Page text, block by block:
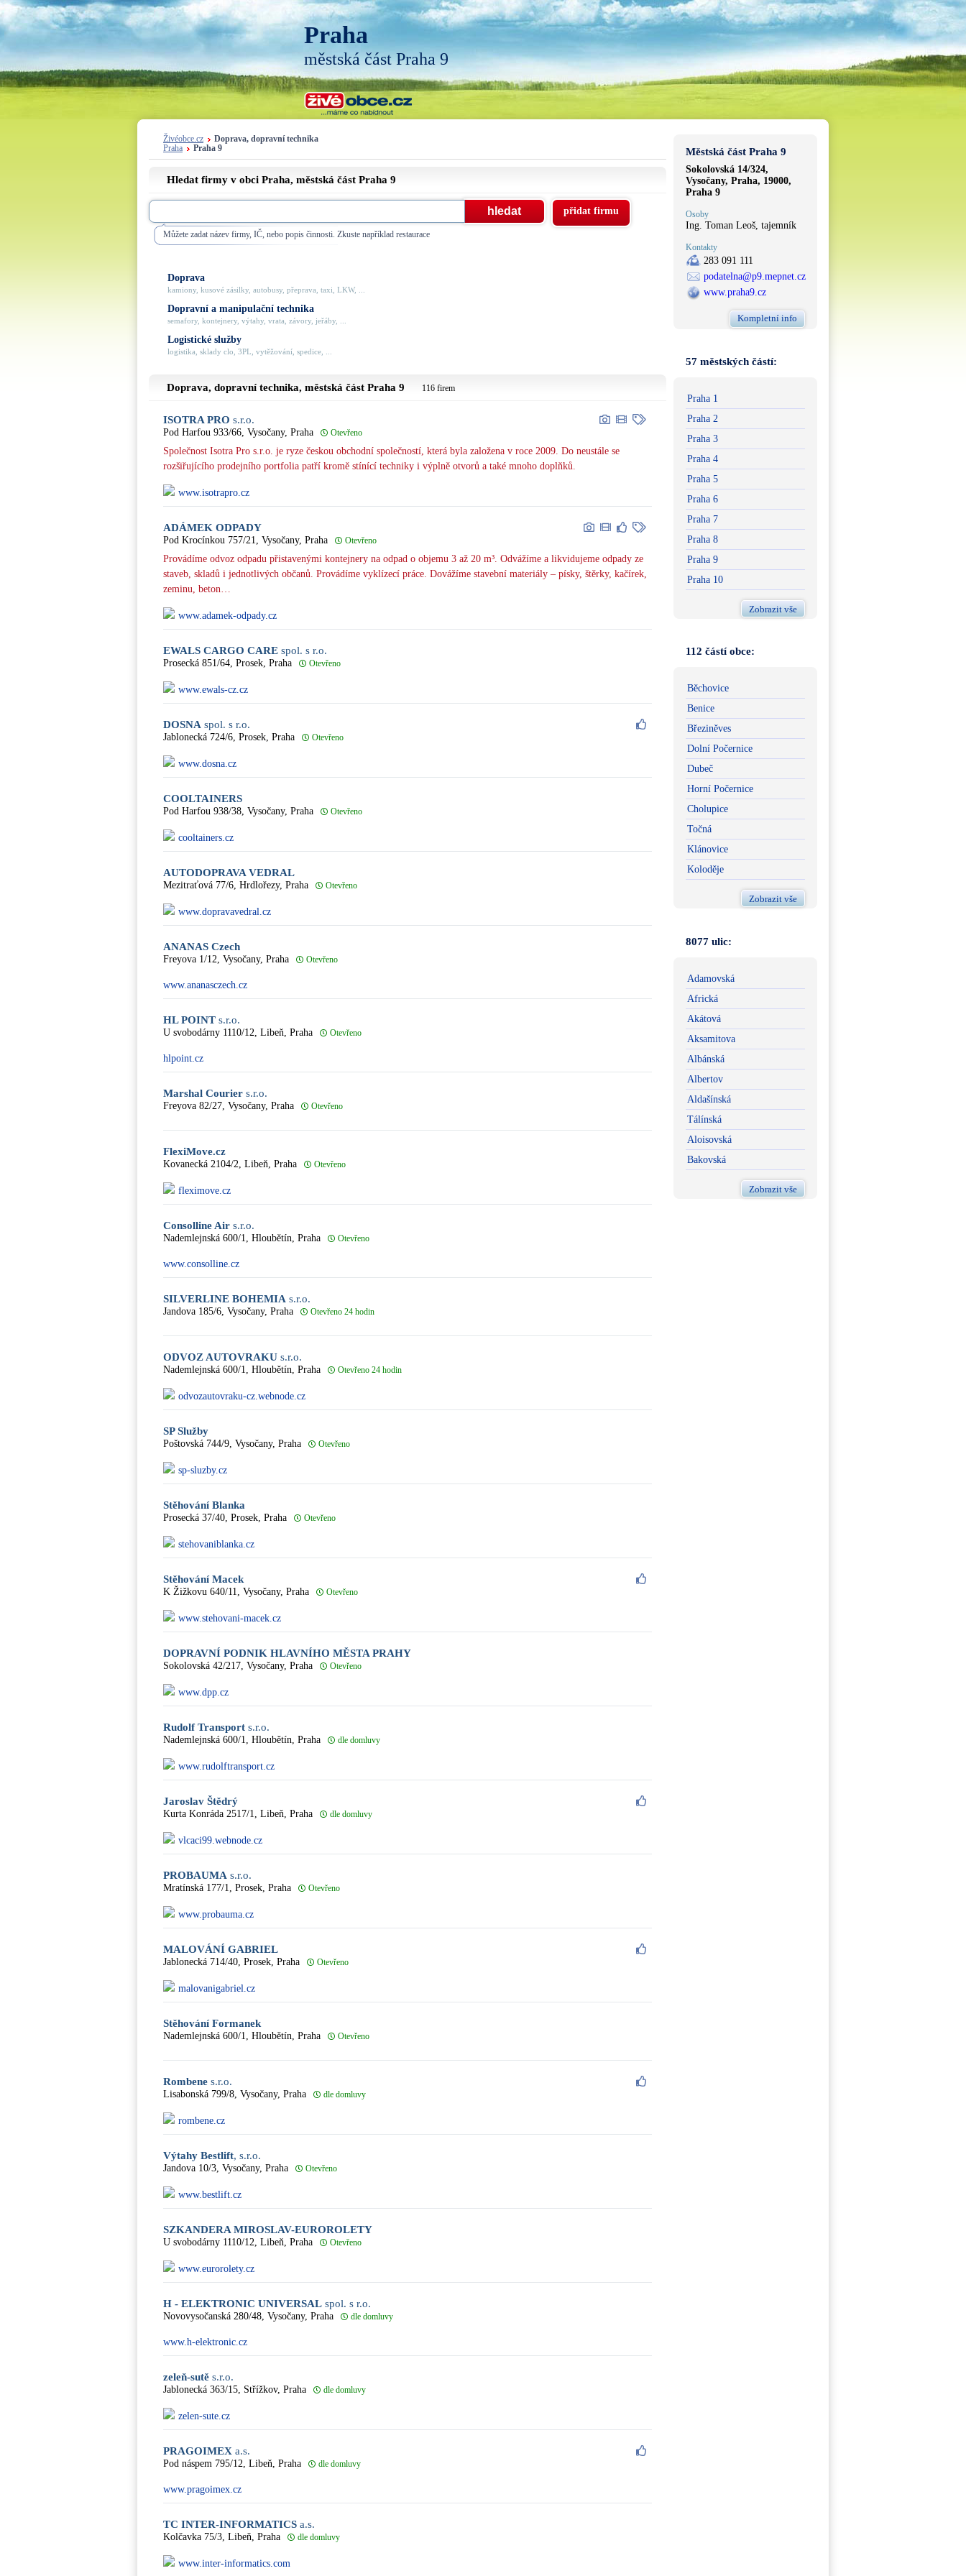
Praha
městská část Praha 9
Živéobce.cz
Doprava, dopravní technika
Praha
Praha 9
Hledat firmy v obci Praha, městská část Praha 9
Můžete zadat název firmy, IČ, nebo popis činnosti. Zkuste například restaurace
přidat firmu
Doprava
kamiony, kusové zásilky, autobusy, přeprava, taxi, LKW, ...
Dopravní a manipulační technika
semafory, kontejnery, výtahy, vrata, závory, jeřáby, ...
Logistické služby
logistika, sklady clo, 3PL, vytěžování, spedice, ...
Doprava, dopravní technika, městská část Praha 9 116 firem
ISOTRA PRO s.r.o.
Pod Harfou 933/66, Vysočany, Praha Otevřeno
Společnost Isotra Pro s.r.o. je ryze českou obchodní společností, která byla založena v roce 2009. Do neustále se
rozšiřujícího prodejního portfolia patří kromě stínící techniky i výplně otvorů a také mnoho doplňků.
www.isotrapro.cz
ADÁMEK ODPADY
Pod Krocínkou 757/21, Vysočany, Praha Otevřeno
Provádíme odvoz odpadu přistavenými kontejnery na odpad o objemu 3 až 20 m³. Odvážíme a likvidujeme odpady ze
staveb, skladů i jednotlivých občanů. Provádíme vyklízecí práce. Dovážíme stavební materiály – písky, štěrky, kačírek,
zeminu, beton…
www.adamek-odpady.cz
EWALS CARGO CARE spol. s r.o.
Prosecká 851/64, Prosek, Praha Otevřeno
www.ewals-cz.cz
DOSNA spol. s r.o.
Jablonecká 724/6, Prosek, Praha Otevřeno
www.dosna.cz
COOLTAINERS
Pod Harfou 938/38, Vysočany, Praha Otevřeno
cooltainers.cz
AUTODOPRAVA VEDRAL
Mezitraťová 77/6, Hrdlořezy, Praha Otevřeno
www.dopravavedral.cz
ANANAS Czech
Freyova 1/12, Vysočany, Praha Otevřeno
www.ananasczech.cz
HL POINT s.r.o.
U svobodárny 1110/12, Libeň, Praha Otevřeno
hlpoint.cz
Marshal Courier s.r.o.
Freyova 82/27, Vysočany, Praha Otevřeno
FlexiMove.cz
Kovanecká 2104/2, Libeň, Praha Otevřeno
fleximove.cz
Consolline Air s.r.o.
Nademlejnská 600/1, Hloubětín, Praha Otevřeno
www.consolline.cz
SILVERLINE BOHEMIA s.r.o.
Jandova 185/6, Vysočany, Praha Otevřeno 24 hodin
ODVOZ AUTOVRAKU s.r.o.
Nademlejnská 600/1, Hloubětín, Praha Otevřeno 24 hodin
odvozautovraku-cz.webnode.cz
SP Služby
Poštovská 744/9, Vysočany, Praha Otevřeno
sp-sluzby.cz
Stěhování Blanka
Prosecká 37/40, Prosek, Praha Otevřeno
stehovaniblanka.cz
Stěhování Macek
K Žižkovu 640/11, Vysočany, Praha Otevřeno
www.stehovani-macek.cz
DOPRAVNÍ PODNIK HLAVNÍHO MĚSTA PRAHY
Sokolovská 42/217, Vysočany, Praha Otevřeno
www.dpp.cz
Rudolf Transport s.r.o.
Nademlejnská 600/1, Hloubětín, Praha dle domluvy
www.rudolftransport.cz
Jaroslav Štědrý
Kurta Konráda 2517/1, Libeň, Praha dle domluvy
vlcaci99.webnode.cz
PROBAUMA s.r.o.
Mratínská 177/1, Prosek, Praha Otevřeno
www.probauma.cz
MALOVÁNÍ GABRIEL
Jablonecká 714/40, Prosek, Praha Otevřeno
malovanigabriel.cz
Stěhování Formanek
Nademlejnská 600/1, Hloubětín, Praha Otevřeno
Rombene s.r.o.
Lisabonská 799/8, Vysočany, Praha dle domluvy
rombene.cz
Výtahy Bestlift, s.r.o.
Jandova 10/3, Vysočany, Praha Otevřeno
www.bestlift.cz
SZKANDERA MIROSLAV-EUROROLETY
U svobodárny 1110/12, Libeň, Praha Otevřeno
www.eurorolety.cz
H - ELEKTRONIC UNIVERSAL spol. s r.o.
Novovysočanská 280/48, Vysočany, Praha dle domluvy
www.h-elektronic.cz
zeleň-sutě s.r.o.
Jablonecká 363/15, Střížkov, Praha dle domluvy
zelen-sute.cz
PRAGOIMEX a.s.
Pod náspem 795/12, Libeň, Praha dle domluvy
www.pragoimex.cz
TC INTER-INFORMATICS a.s.
Kolčavka 75/3, Libeň, Praha dle domluvy
www.inter-informatics.com
Městská část Praha 9
Sokolovská 14/324,
Vysočany, Praha, 19000,
Praha 9
Osoby
Ing. Toman Leoš, tajemník
Kontakty
283 091 111
podatelna@p9.mepnet.cz
www.praha9.cz
Kompletní info
57 městských částí:
Praha 1
Praha 2
Praha 3
Praha 4
Praha 5
Praha 6
Praha 7
Praha 8
Praha 9
Praha 10
Zobrazit vše
112 částí obce:
Běchovice
Benice
Březiněves
Dolní Počernice
Dubeč
Horní Počernice
Cholupice
Točná
Klánovice
Koloděje
Zobrazit vše
8077 ulic:
Adamovská
Africká
Akátová
Aksamitova
Albánská
Albertov
Aldašínská
Tálínská
Aloisovská
Bakovská
Zobrazit vše